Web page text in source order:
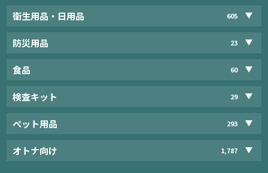
衛生用品・日用品 605
防災用品 23
食品 60
検査キット 29
ペット用品 293
オトナ向け 1,787